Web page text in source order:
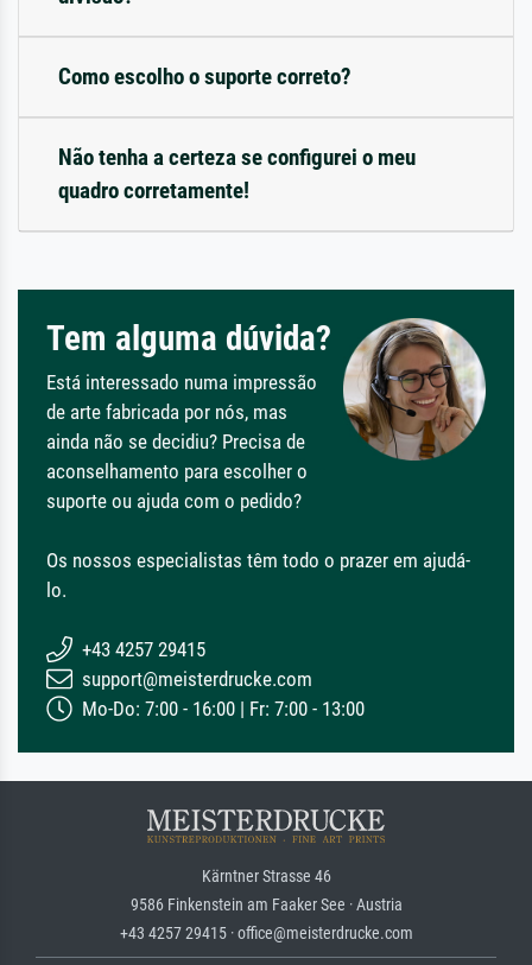
Como escolho o suporte correto?
Não tenha a certeza se configurei o meu
quadro corretamente!
Tem alguma dúvida?
Está interessado numa impressão
de arte fabricada por nós, mas
ainda não se decidiu? Precisa de
aconselhamento para escolher o
suporte ou ajuda com o pedido?
Os nossos especialistas têm todo o prazer em ajudá-
lo.
+43 4257 29415
support@meisterdrucke.com
Mo-Do: 7:00 - 16:00 | Fr: 7:00 - 13:00
Kärntner Strasse 46
9586 Finkenstein am Faaker See · Austria
+43 4257 29415 · office@meisterdrucke.com